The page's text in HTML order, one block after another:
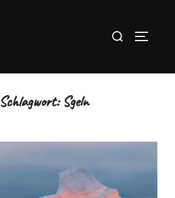
Suchen
Schlagwort:Sgeln